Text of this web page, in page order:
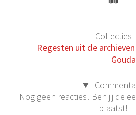
Collecties
Regesten uit de
Gouda
Nog geen reacties! Ben jij de
plaatst!